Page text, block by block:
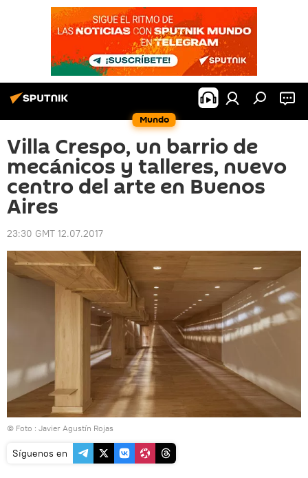
Mundo
Villa Crespo, un barrio de
mecánicos y talleres, nuevo
centro del arte en Buenos
Aires
23:30 GMT 12.07.2017
© Foto : Javier Agustín Rojas
Síguenos en